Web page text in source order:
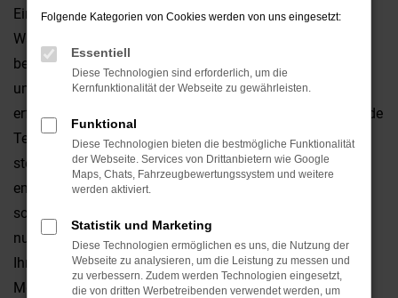
Ein Jeep Neuwagen für Weiden ist ganz sicher die beste
Wahl, wenn es um Qualität geht. Man braucht nur ein
beliebiges Automagazin oder einen Test aufzuschlagen,
um die Vorzüge der aktuellen Modellgenerationen zu
erfahren. Jeep Neuwagen zeichnen sich durch überragende
Technik und viele innovative Details aus. Vor allem aber
steigen Sie in ein Fahrzeug, das formschön und hoch
emotional ist. Fahren in Weiden und Umgebung werden
somit zu einem regelrechten Erlebnis. Der Pluspunkt, den
nur ein Jeep Neuwagen liefert, liegt in der Individualität
Ihres Fahrzeugs. Sie allein entscheiden, mit welcher
Motorisierung oder welcher Lackfarbe Sie in Weiden
Folgende Kategorien von Cookies werden von uns eingesetzt:
Essentiell
Diese Technologien sind erforderlich, um die
Kernfunktionalität der Webseite zu gewährleisten.
Funktional
Diese Technologien bieten die bestmögliche Funktionalität
der Webseite. Services von Drittanbietern wie Google
Maps, Chats, Fahrzeugbewertungssystem und weitere
werden aktiviert.
Statistik und Marketing
Diese Technologien ermöglichen es uns, die Nutzung der
Webseite zu analysieren, um die Leistung zu messen und
zu verbessern. Zudem werden Technologien eingesetzt,
die von dritten Werbetreibenden verwendet werden, um